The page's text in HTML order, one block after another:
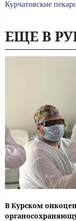
Курчатовские
ЕЩЕ В
В Курском